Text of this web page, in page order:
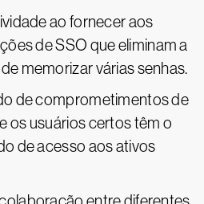
ao fornecer aos
de SSO que eliminam a
memorizar várias senhas.
de comprometimentos de
os usuários certos têm o
de acesso aos ativos